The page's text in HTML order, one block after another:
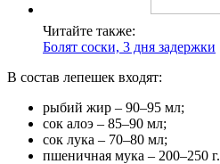
Читайте также:
Болят соски, 3 дня задержки
В состав лепешек входят:
рыбий жир – 90–95 мл;
сок алоэ – 85–90 мл;
сок лука – 70–80 мл;
пшеничная мука – 200–250 г.